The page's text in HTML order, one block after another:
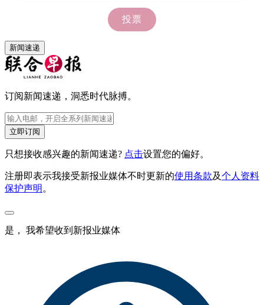
新闻速递
订阅新闻速递，洞悉时代脉搏。
立即订阅
只想接收感兴趣的新闻速递? 点击设置您的偏好。
注册即表示我接受新报业媒体不时更新的使用条款及个人资料
保护声明 。
是， 我希望收到新报业媒体